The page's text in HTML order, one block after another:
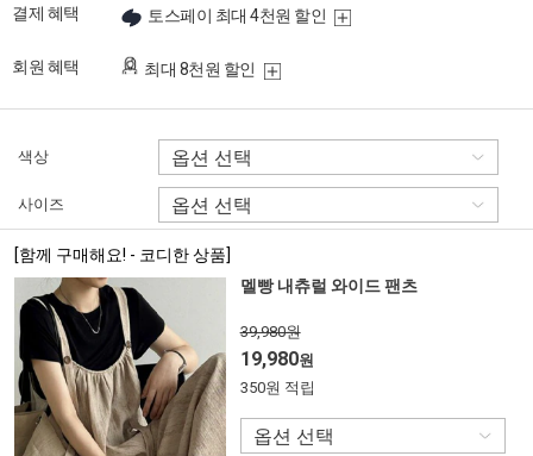
결제 혜택 토스페이 최대 4천원 할인
회원 혜택 최대 8천원 할인
색상
사이즈
[함께 구매해요! - 코디한 상품]
멜빵 내츄럴 와이드 팬츠
39,980원
19,980원
350원 적립